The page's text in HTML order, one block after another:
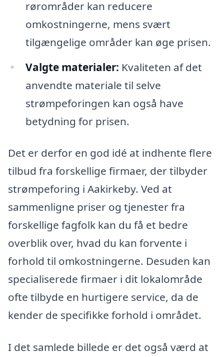
rørområder kan reducere
omkostningerne, mens svært
tilgængelige områder kan øge prisen.
Valgte materialer: Kvaliteten af det
anvendte materiale til selve
strømpeforingen kan også have
betydning for prisen.
Det er derfor en god idé at indhente flere
tilbud fra forskellige firmaer, der tilbyder
strømpeforing i Aakirkeby. Ved at
sammenligne priser og tjenester fra
forskellige fagfolk kan du få et bedre
overblik over, hvad du kan forvente i
forhold til omkostningerne. Desuden kan
specialiserede firmaer i dit lokalområde
ofte tilbyde en hurtigere service, da de
kender de specifikke forhold i området.
I det samlede billede er det også værd at